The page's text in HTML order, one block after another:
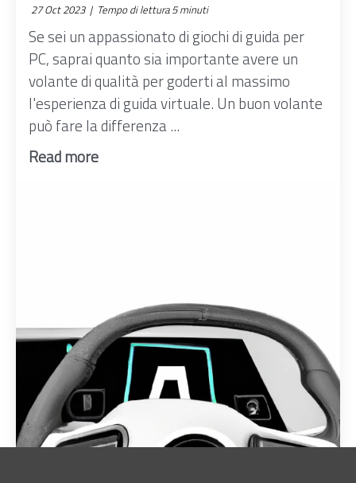
27 Oct 2023 | Tempo di lettura 5 minuti
Se sei un appassionato di giochi di guida per
PC, saprai quanto sia importante avere un
volante di qualità per goderti al massimo
l'esperienza di guida virtuale. Un buon volante
può fare la differenza ...
Read more